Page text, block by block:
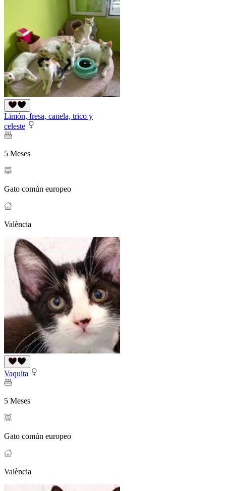
Limón, fresa, canela, trico y
celeste
5 Meses
Gato común europeo
València
Vaquita
5 Meses
Gato común europeo
València